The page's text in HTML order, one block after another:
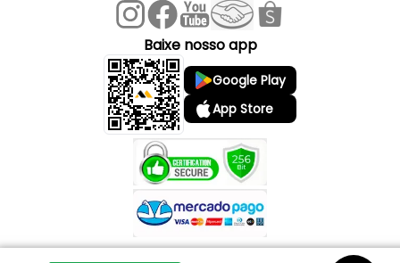
Baixe nosso app
Google Play
App Store